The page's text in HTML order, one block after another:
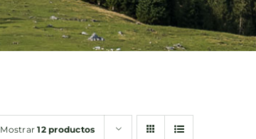
Mostrar12 productos